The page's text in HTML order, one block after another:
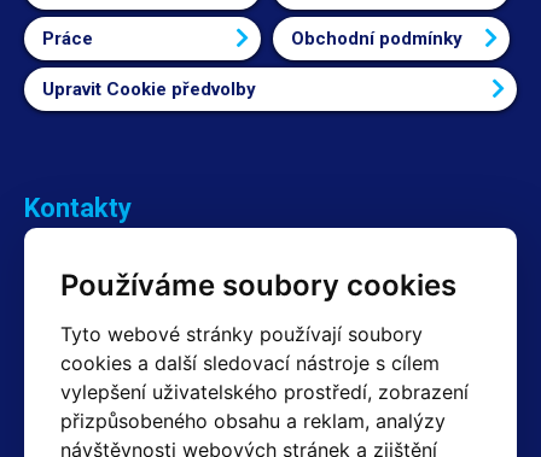
Používáme soubory cookies
Tyto webové stránky používají soubory
cookies a další sledovací nástroje s cílem
vylepšení uživatelského prostředí, zobrazení
přizpůsobeného obsahu a reklam, analýzy
návštěvnosti webových stránek a zjištění
Práce Obchodní podmínky
Upravit Cookie předvolby
Kontakty
+420 603 357 606 +420 605 234 204
Fakturační a expediční oddělení
+420 605 259 759 (Po–Pá: 7:30 – 15:00)
Technické oddělení